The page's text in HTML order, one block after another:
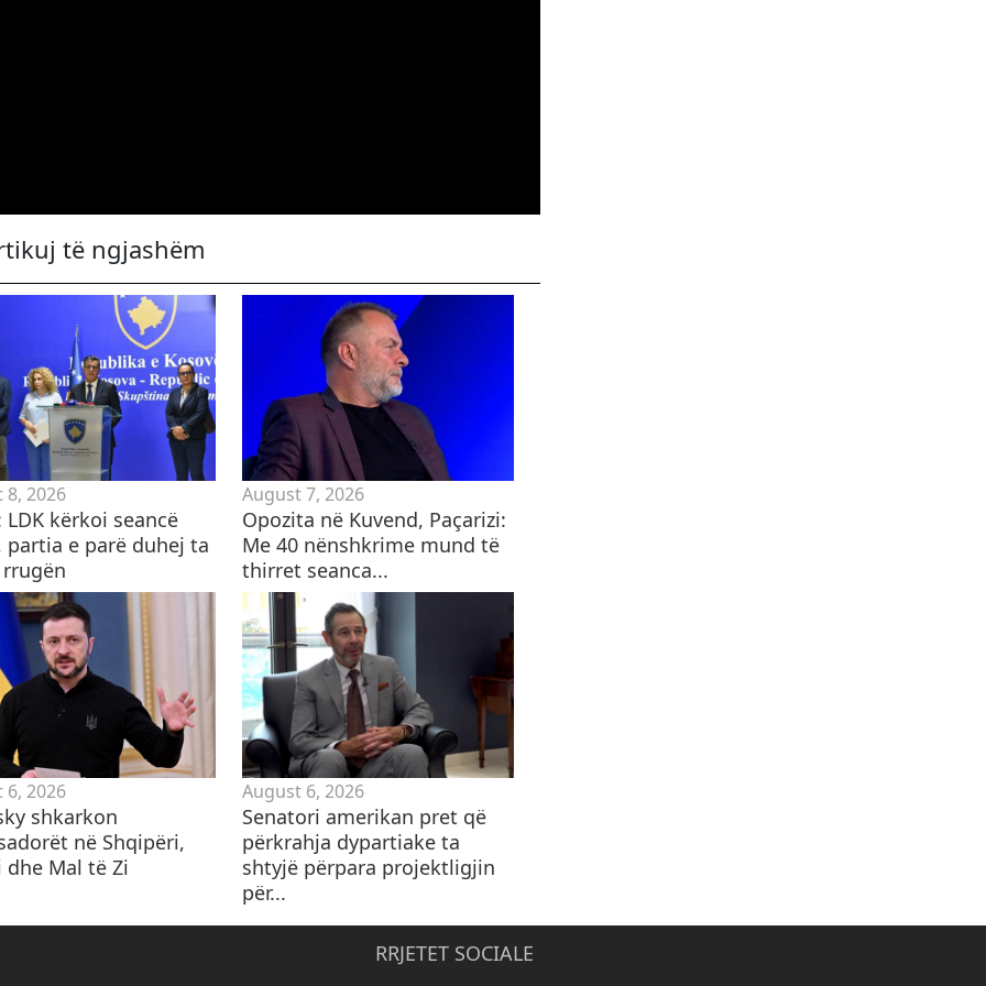
të ngjashëm
8, 2026
LDK kërkoi seancë
partia e parë duhej ta
August 7, 2026
Opozita në Kuvend, Paçarizi:
Me 40 nënshkrime mund të
thirret seanca...
6, 2026
shkarkon
në Shqipëri,
dhe Mal të Zi
August 6, 2026
Senatori amerikan pret që
përkrahja dypartiake ta
shtyjë përpara projektligjin
për...
RRJETET SOCIALE